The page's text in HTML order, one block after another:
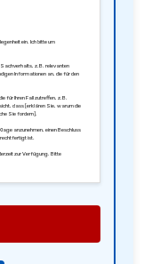
ein. Ich bitte um
Sachverhalts, z.B. relevanten
Informationen an, die für den
für Ihren Fall zutreffen, z.B.
dass [erklären Sie, warum die
Sie fordern].
anzunehmen, einen Beschluss
ist.
zur Verfügung. Bitte